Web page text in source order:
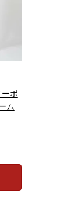
ボ
ム